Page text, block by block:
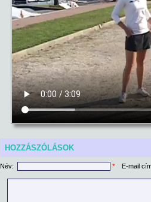
HOZZÁSZÓLÁSOK
Név: * E-mail